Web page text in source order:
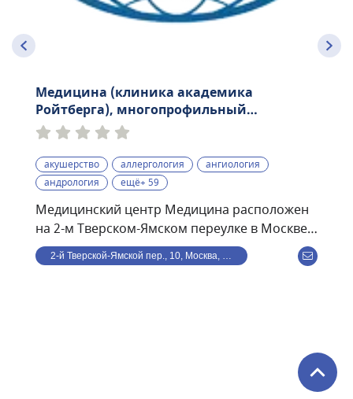
Медицина (клиника академика
Ройтберга), многопрофильный
медицинский центр
акушерство аллергология
ангиология
андрология
ещё+ 59
Медицинский центр Медицина расположен
на 2-м Тверском-Ямском переулке в Москве.
Раньше носил название имени академика
Ройтберга. Находится в шаговой
2-й Тверской-Ямской пер., 10, Москва, Россия